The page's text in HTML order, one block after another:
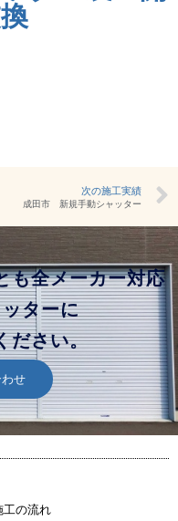
次の施工実績
成田市 新規手動シャッター
も全メーカー対応
ターに
ださい。
せ
工の流れ